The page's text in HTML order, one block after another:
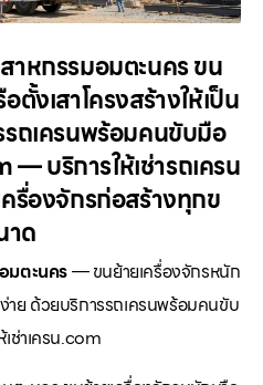
าหกรรมอมตะนคร ขน
งเสาโครงสร้างให้เป็น
รถเครนพร้อมคนขับมือ
— บริการให้เช่ารถเครน
ครื่องจักรก่อสร้างทุกข
าด
มตะนคร— ขนย้ายเครื่องจักรหนัก
ง่าย ด้วยบริการรถเครนพร้อมคนขับ
ช่าเครน.com